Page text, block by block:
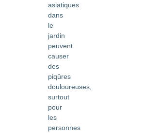
asiatiques
dans
le
jardin
peuvent
causer
des
piqûres
douloureuses,
surtout
pour
les
personnes